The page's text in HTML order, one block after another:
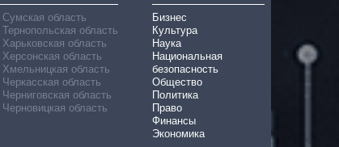
Сумская область
Тернопольская область
Харьковская область
Херсонская область
Хмельницкая область
Черкасская область
Черниговская область
Черновицкая область
Бизнес
Культура
Наука
Национальная
безопасность
Общество
Политика
Право
Финансы
Экономика